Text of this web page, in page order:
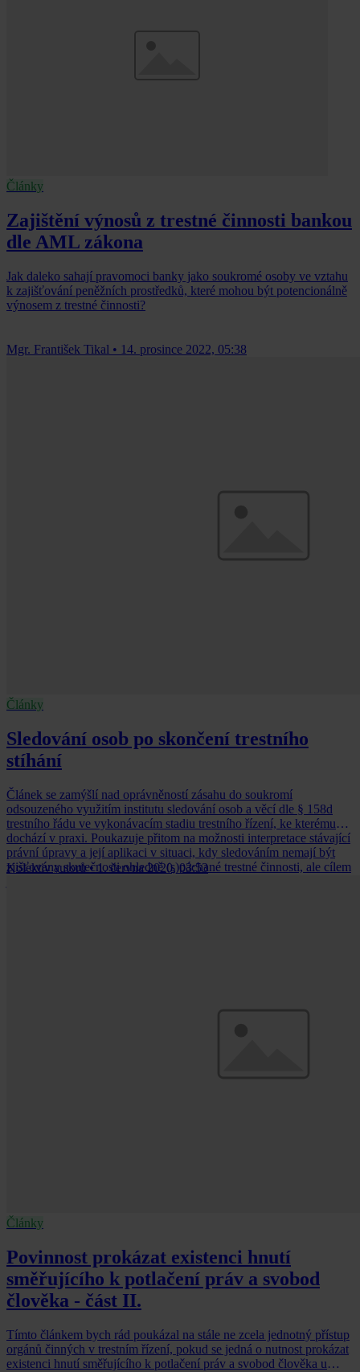
Články
Zajištění výnosů z trestné činnosti bankou
dle AML zákona
Jak daleko sahají pravomoci banky jako soukromé osoby ve vztahu
k zajišťování peněžních prostředků, které mohou být potencionálně
výnosem z trestné činnosti?
Mgr. František Tikal • 14. prosince 2022, 05:38
Články
Sledování osob po skončení trestního
stíhání
Článek se zamýšlí nad oprávněností zásahu do soukromí
odsouzeného využitím institutu sledování osob a věcí dle § 158d
trestního řádu ve vykonávacím stadiu trestního řízení, ke kterému
dochází v praxi. Poukazuje přitom na možnosti interpretace stávající
právní úpravy a její aplikaci v situaci, kdy sledováním nemají být
zjišťovány skutečnosti ohledně (s)páchané trestné činnosti, ale cílem
Kolektiv autorů • 1. června 2020, 03:53
Články
Povinnost prokázat existenci hnutí
směřujícího k potlačení práv a svobod
člověka - část II.
Tímto článkem bych rád poukázal na stále ne zcela jednotný přístup
orgánů činných v trestním řízení, pokud se jedná o nutnost prokázat
existenci hnutí směřujícího k potlačení práv a svobod člověka u